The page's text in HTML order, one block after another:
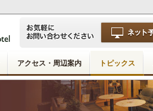
アクセス・周辺案内 トピックス